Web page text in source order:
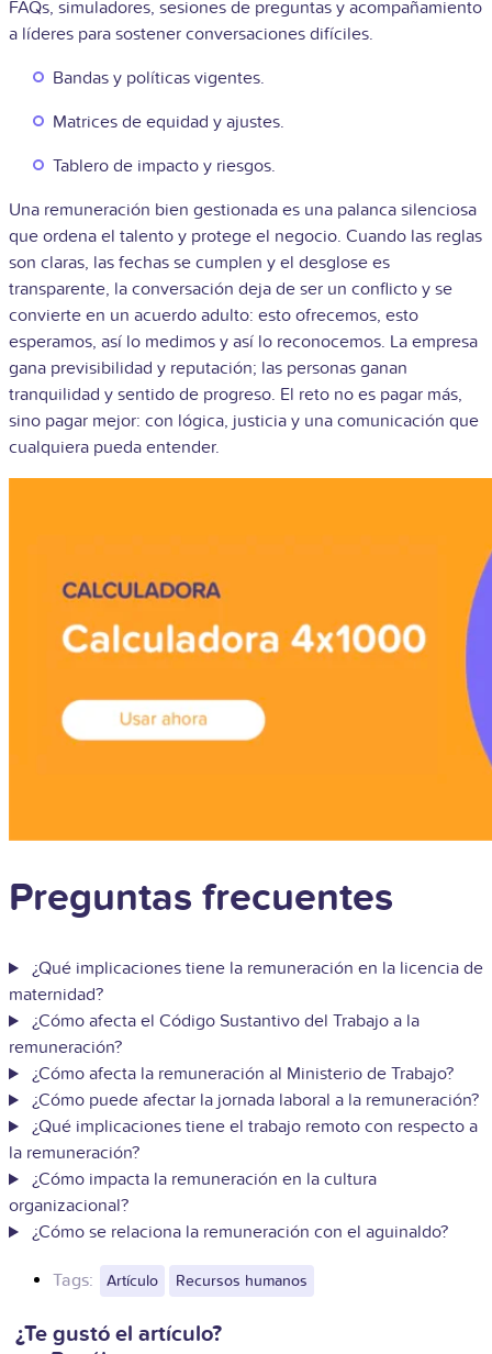
FAQs, simuladores, sesiones de preguntas y acompañamiento
a líderes para sostener conversaciones difíciles.
Bandas y políticas vigentes.
Matrices de equidad y ajustes.
Tablero de impacto y riesgos.
Una remuneración bien gestionada es una palanca silenciosa
que ordena el talento y protege el negocio. Cuando las reglas
son claras, las fechas se cumplen y el desglose es
transparente, la conversación deja de ser un conflicto y se
convierte en un acuerdo adulto: esto ofrecemos, esto
esperamos, así lo medimos y así lo reconocemos. La empresa
gana previsibilidad y reputación; las personas ganan
tranquilidad y sentido de progreso. El reto no es pagar más,
sino pagar mejor: con lógica, justicia y una comunicación que
cualquiera pueda entender.
Preguntas frecuentes
¿Qué implicaciones tiene la remuneración en la licencia de
maternidad?
¿Cómo afecta el Código Sustantivo del Trabajo a la
remuneración?
¿Cómo afecta la remuneración al Ministerio de Trabajo?
¿Cómo puede afectar la jornada laboral a la remuneración?
¿Qué implicaciones tiene el trabajo remoto con respecto a
la remuneración?
¿Cómo impacta la remuneración en la cultura
organizacional?
¿Cómo se relaciona la remuneración con el aguinaldo?
Tags: Artículo Recursos humanos
¿Te gustó el artículo?